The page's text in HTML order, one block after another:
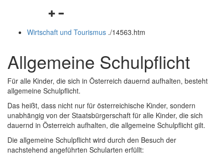
Navigationsmenü
und
Wirtschaft und Tourismus ./14563.htm
Allgemeine Schulpflicht
Für alle Kinder, die sich in Österreich dauernd aufhalten, besteht
allgemeine Schulpflicht.
Das heißt, dass nicht nur für österreichische Kinder, sondern
unabhängig von der Staatsbürgerschaft für alle Kinder, die sich
dauernd in Österreich aufhalten, die allgemeine Schulpflicht gilt.
Die allgemeine Schulpflicht wird durch den Besuch der
nachstehend angeführten Schularten erfüllt: